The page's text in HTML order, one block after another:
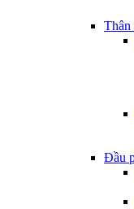
Thân
Đầu